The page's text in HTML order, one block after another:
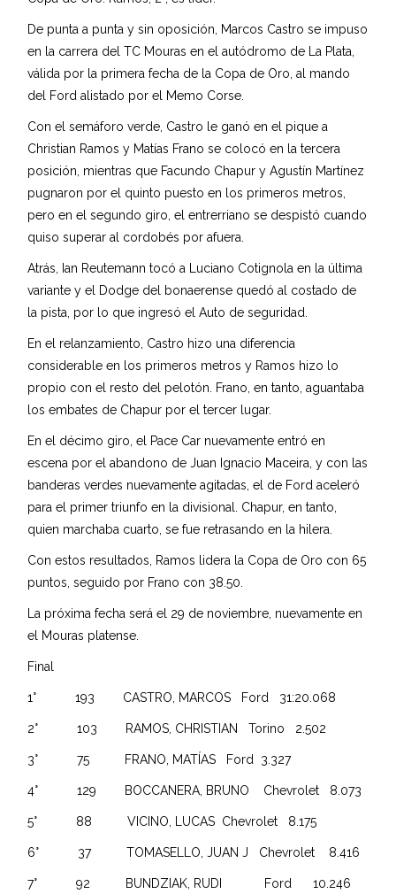
De punta a punta y sin oposición, Marcos Castro se impuso
en la carrera del TC Mouras en el autódromo de La Plata,
válida por la primera fecha de la Copa de Oro, al mando
del Ford alistado por el Memo Corse.
Con el semáforo verde, Castro le ganó en el pique a
Christian Ramos y Matías Frano se colocó en la tercera
posición, mientras que Facundo Chapur y Agustín Martínez
pugnaron por el quinto puesto en los primeros metros,
pero en el segundo giro, el entrerriano se despistó cuando
quiso superar al cordobés por afuera.
Atrás, Ian Reutemann tocó a Luciano Cotignola en la última
variante y el Dodge del bonaerense quedó al costado de
la pista, por lo que ingresó el Auto de seguridad.
En el relanzamiento, Castro hizo una diferencia
considerable en los primeros metros y Ramos hizo lo
propio con el resto del pelotón. Frano, en tanto, aguantaba
los embates de Chapur por el tercer lugar.
En el décimo giro, el Pace Car nuevamente entró en
escena por el abandono de Juan Ignacio Maceira, y con las
banderas verdes nuevamente agitadas, el de Ford aceleró
para el primer triunfo en la divisional. Chapur, en tanto,
quien marchaba cuarto, se fue retrasando en la hilera.
Con estos resultados, Ramos lidera la Copa de Oro con 65
puntos, seguido por Frano con 38.50.
La próxima fecha será el 29 de noviembre, nuevamente en
el Mouras platense.
Final
1° 193 CASTRO, MARCOS Ford 31:20.068
2° 103 RAMOS, CHRISTIAN Torino 2.502
3° 75 FRANO, MATÍAS Ford 3.327
4° 129 BOCCANERA, BRUNO Chevrolet 8.073
5° 88 VICINO, LUCAS Chevrolet 8.175
6° 37 TOMASELLO, JUAN J Chevrolet 8.416
7° 92 BUNDZIAK, RUDI Ford 10.246